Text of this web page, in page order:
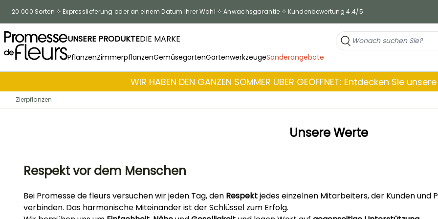
20 000 Sorten Expresslieferung oder an einem Datum Ihrer Wahl Anwachsgarantie Kundenbewertung 4.4/5
UNSERE PRODUKTEDIE MARKE
PflanzenZimmerpflanzenGemüsegartenGartenwerkzeugeSonderangebote
WIR HABEN DEN GANZEN SOMMER ÜBER GEÖFFNET: Entdecken Sie
Zierpflanzen
Unsere Werte
Respekt vor dem Menschen
Bei Promesse de fleurs versuchen wir jeden Tag, den Respektjedes einzelnen Mitarbeiters, der Kunden
verbinden. Das harmonische Miteinander ist der Schlüssel zum Erfolg.